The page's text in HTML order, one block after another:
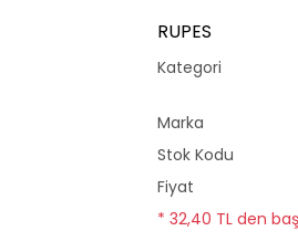
RUPES
Kategori
Marka
Stok Kodu
Fiyat
* 32,40 TL den